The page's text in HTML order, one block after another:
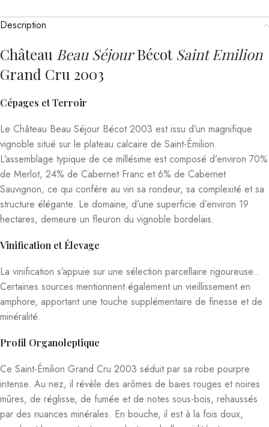
Description
Château Beau SéjourBécot Saint Emilion
Grand Cru 2003
Cépages et Terroir
Le Château Beau Séjour Bécot 2003 est issu d’un magnifique
vignoble situé sur le plateau calcaire de Saint-Émilion.
L’assemblage typique de ce millésime est composé d’environ 70%
de Merlot, 24% de Cabernet Franc et 6% de Cabernet
Sauvignon, ce qui confère au vin sa rondeur, sa complexité et sa
structure élégante. Le domaine, d’une superficie d’environ 19
hectares, demeure un fleuron du vignoble bordelais.
Vinification et Élevage
La vinification s’appuie sur une sélection parcellaire rigoureuse..
Certaines sources mentionnent également un vieillissement en
amphore, apportant une touche supplémentaire de finesse et de
minéralité.
Profil Organoleptique
Ce Saint-Émilion Grand Cru 2003 séduit par sa robe pourpre
intense. Au nez, il révèle des arômes de baies rouges et noires
mûres, de réglisse, de fumée et de notes sous-bois, rehaussés
par des nuances minérales. En bouche, il est à la fois doux,